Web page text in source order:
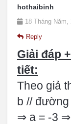
hothaibinh
18 Tháng
Reply
Giải đáp
tiết:
Theo giả
b //
⇒ a = -3 ⇒